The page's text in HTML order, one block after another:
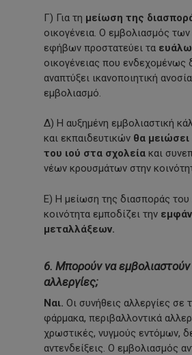
Γ) Για τη μείωση της
οικογένεια. Ο εμβολιασμός των
εφήβων προστατεύει τα
οικογένειας που ενδεχομένως
αναπτύξει ικανοποιητική
εμβολιασμό.
Δ) Η αυξημένη εμβολιαστική
και εκπαιδευτικών θα
του ιού στα σχολεία και
νέων κρουσμάτων στην
Ε) Η μείωση της διασποράς του
κοινότητα εμποδίζει την
μεταλλάξεων.
6. Μπορούν να εμβολιαστούν
αλλεργίες;
Ναι. Οι συνήθεις αλλεργίες σε
φάρμακα, περιβαλλοντικά
χρωστικές, νυγμούς εντόμων,
αντενδείξεις. Ο εμβολιασμός